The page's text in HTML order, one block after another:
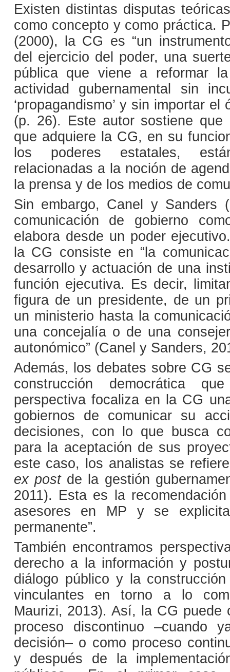
Existen distintas disputas
como concepto y como práctica.
(2000), la CG es “un
del ejercicio del poder, una
pública que viene a reformar
actividad gubernamental sin
‘propagandismo’ y sin importar el
(p. 26). Este autor sostiene que
que adquiere la CG, en su
los poderes estatales,
relacionadas a la noción de
la prensa y de los medios de
Sin embargo, Canel y Sanders
comunicación de gobierno
elabora desde un poder
la CG consiste en “la
desarrollo y actuación de una
función ejecutiva. Es decir,
figura de un presidente, de un
un ministerio hasta la
una concejalía o de una
autonómico” (Canel y Sanders,
Además, los debates sobre CG
construcción democrática
perspectiva focaliza en la CG
gobiernos de comunicar su
decisiones, con lo que busca
para la aceptación de sus
este caso, los analistas se
ex postde la gestión
2011). Esta es la
asesores en MP y se explicita
permanente”.
También encontramos
derecho a la información y
diálogo público y la
vinculantes en torno a lo
Maurizi, 2013). Así, la CG puede
proceso discontinuo –cuando
decisión– o como proceso
y después de la